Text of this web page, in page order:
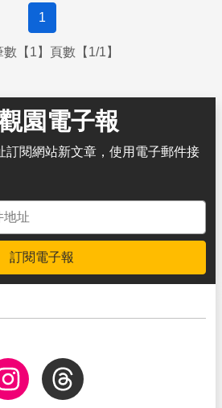
1
【1】頁數【1/1】
園電子報
訂閱網站新文章，使用電子郵件接
訂閱電子報
Threads